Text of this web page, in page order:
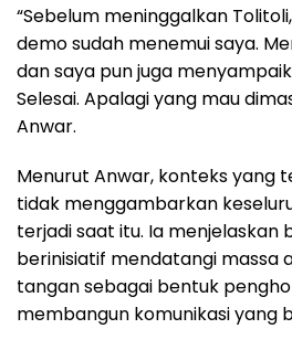
“Sebelum meninggalkan
demo sudah menemui saya.
dan saya pun juga
Selesai. Apalagi yang mau
Anwar.
Menurut Anwar, konteks yang
tidak menggambarkan
terjadi saat itu. Ia menjelaskan
berinisiatif mendatangi massa
tangan sebagai bentuk
membangun komunikasi yang